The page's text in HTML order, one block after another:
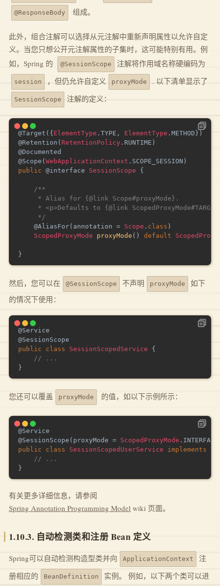
@ResponseBody 组成。
此外，组合注解可以选择从元注解中重新声明属性以允许自定
义。当您只想公开元注解属性的子集时，这可能特别有用。例
如，Spring 的
@SessionScope 注解将作用域名称硬编码为
session ，但仍允许自定义 proxyMode . 以下清单显示了
SessionScope 注解的定义：
@Target ( { ElementType . TYPE , ElementType . METHOD } )
@Retention ( RetentionPolicy . RUNTIME )
@Documented
@Scope ( WebApplicationContext . SCOPE_SESSION )
public @interface SessionScope {
/**
     * Alias for {@link Scope#proxyMode}.
* <p>Defaults to {@link
     */
@AliasFor( annotation = Scope . class )
ScopedProxyMode
proxyMode ( ) default
}
然后，您可以在 @SessionScope 不声明 proxyMode
如下
的情况下使用：
@Service
@SessionScope
public
class SessionScopedService
{
// ...
}
您还可以覆盖 proxyMode 的值，如以下示例所示：
@Service
@SessionScope ( proxyMode = ScopedProxyMode .
public
class SessionScopedUserService implements
// ...
}
有关更多详细信息，请参阅
Spring Annotation Programming Model wiki 页面。
1.10.3. 自动检测类和注册 Bean 定义
Spring可以自动检测构造型类并向 ApplicationContext
注
册相应的
BeanDefinition 实例。 例如，以下两个类可以进